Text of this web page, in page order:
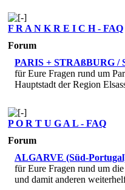
F R A N K R E I C H - FAQ
Forum
PARIS + STRAßBURG /
für Eure Fragen rund um
Hauptstadt der Region
P O R T U G A L - FAQ
Forum
ALGARVE (Süd-
für Eure Fragen rund um
und damit anderen